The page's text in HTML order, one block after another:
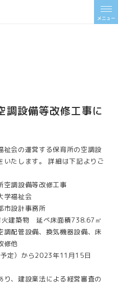
メニュー
調設備等改修工事に
祉会の運営する保育所の空調設
いたします。 詳細は下記よりご
調設備等改修工事
福祉会
市設計事務所
建築物 延べ床面積738.67㎡
配管設備、換気機器設備、床
修他
定）から2023年11月15日
、建設業法による経営審査の